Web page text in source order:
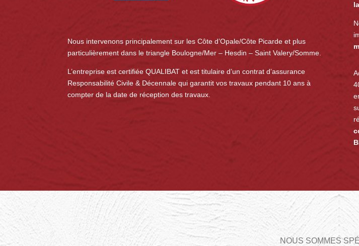
Nous intervenons principalement sur les Côte d’Opale/Côte Picarde et plus
particulièrement dans le triangle Boulogne/Mer – Hesdin – Saint Valery/Somme.
L’entreprise est certifiée QUALIBAT et est titulaire d’un contrat d’assurance
Responsabilité Civile & Décennale qui garantit vos travaux pendant 10 ans à
compter de la date de réception des travaux.
NOUS SOMMES